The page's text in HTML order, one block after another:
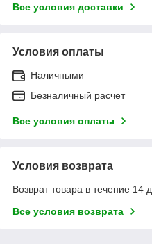
Все условия доставки
Условия оплаты
Наличными
Безналичный расчет
Все условия оплаты
Условия возврата
Возврат товара в течение 14
Все условия возврата